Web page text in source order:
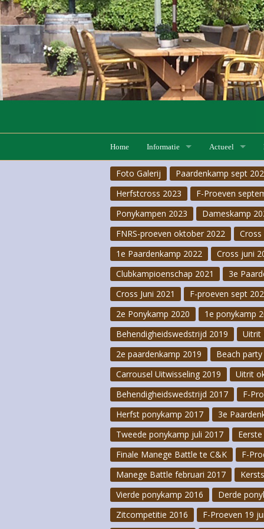
Home Informatie
Lessen Lesaanbod
Lesrooster
Pensionstalling
FNRS
Pony- & Ruiterkampen
Actueel
F-Proeven 20
Hobby horse
Pas-de-deux
F-Proeven 18
F-Proeven 21
Opruimactie
Foto Galerij Paardenkamp sept
Herfstcross 2023
F-Proeven
Ponykampen 2023
Dameskamp
FNRS-proeven oktober 2022
1e Paardenkamp 2022
Cross juni
Clubkampioenschap 2021
3e
Cross Juni 2021
F-proeven sept
2e Ponykamp 2020
1e ponykamp
Behendigheidswedstrijd 2019
Uitrit
2e paardenkamp 2019
Beach party
Carrousel Uitwisseling 2019
Uitrit
Behendigheidswedstrijd 2017
F-
Herfst ponykamp 2017
3e
Tweede ponykamp juli 2017
Finale Manege Battle te C&K
F-
Manege Battle februari 2017
Vierde ponykamp 2016
Derde
Zitcompetitie 2016
F-Proeven 19